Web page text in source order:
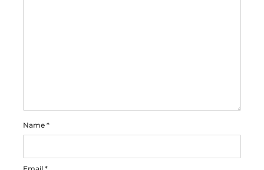
Name *